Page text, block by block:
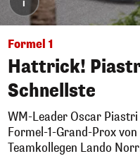
i
Formel 1
Hattrick!
Schnellste
WM-Leader Oscar
Formel-1-Grand-Prox
Teamkollegen Lando